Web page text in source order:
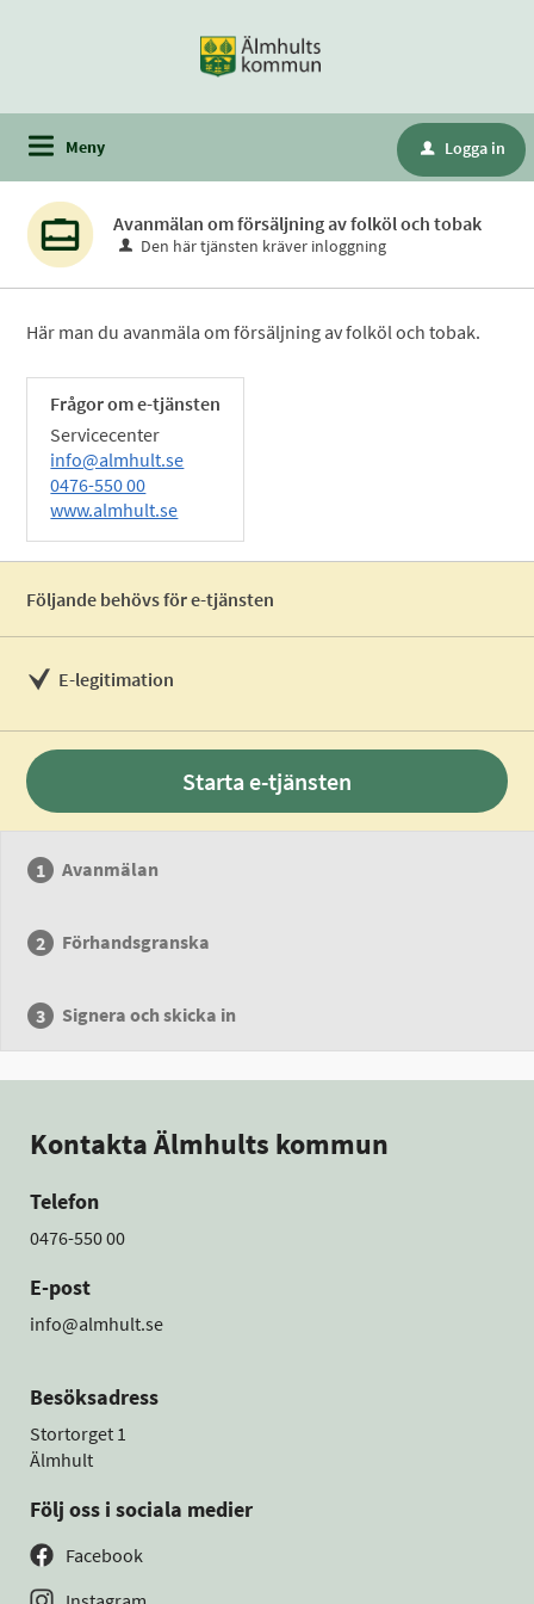
Meny u Logga in
Avanmälan om försäljning av folköl och tobak
Den här tjänsten kräver inloggning
Här man du avanmäla om försäljning av folköl och tobak.
Frågor om e-tjänsten
Servicecenter
info@almhult.se
0476-550 00
www.almhult.se
Följande behövs för e-tjänsten
E-legitimation
Starta e-tjänsten
Avanmälan
Förhandsgranska
Signera och skicka in
Kontakta Älmhults kommun
Telefon
0476-550 00
E-post
info@almhult.se
Besöksadress
Stortorget 1
Älmhult
Följ oss i sociala medier
Facebook